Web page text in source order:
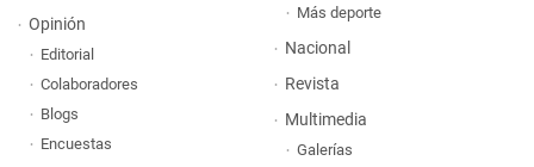
Opinión
Editorial
Colaboradores
Blogs
Encuestas
Más deporte
Nacional
Revista
Multimedia
Galerías